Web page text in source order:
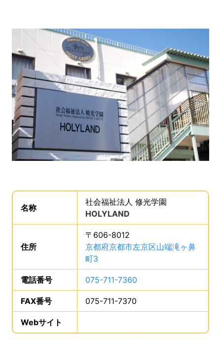
事業所の基礎データを読み上げます。
名称は、
社会福祉法人 修光学園
HOLYLAND
住所
〒606-8012
京都府京都市左京区山端滝ヶ鼻
町3
電話番号 075-711-7360
FAX番号 075-711-7370
Webサイト